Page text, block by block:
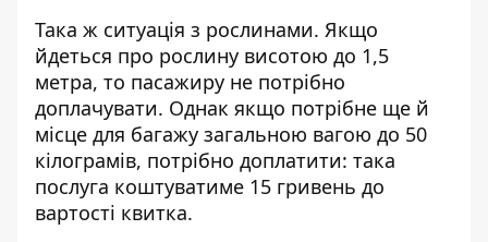
Така ж ситуація з рослинами. Якщо
йдеться про рослину висотою до 1,5
метра, то пасажиру не потрібно
доплачувати. Однак якщо потрібне ще й
місце для багажу загальною вагою до 50
кілограмів, потрібно доплатити: така
послуга коштуватиме 15 гривень до
вартості квитка.